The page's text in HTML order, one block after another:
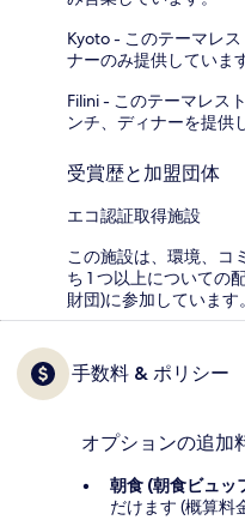
Kyoto - このテーマレ
ナーのみ提供しています
Filini - このテーマレス
ンチ、ディナーを提供
受賞歴と加盟団体
エコ認証取得施設
この施設は、環境、コ
ち 1 つ以上についての
財団)に参加しています。
手数料 & ポリシー
オプションの追加
朝食 (朝食ビュッ
だけます (概算料